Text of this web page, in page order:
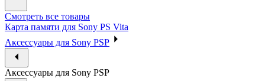
Смотреть все товары
Карта памяти для Sony PS Vita
Аксессуары для Sony PSP
Аксессуары для Sony PSP